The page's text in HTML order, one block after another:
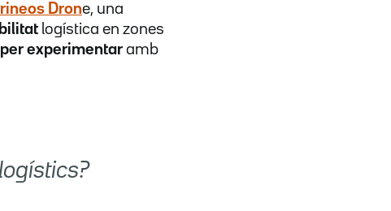
Drone, una
logística en zones
experimentar amb